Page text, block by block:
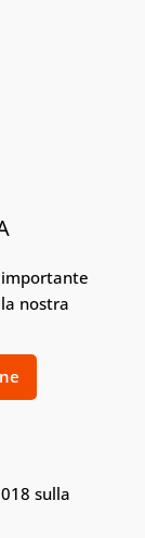
importante
nostra
sulla